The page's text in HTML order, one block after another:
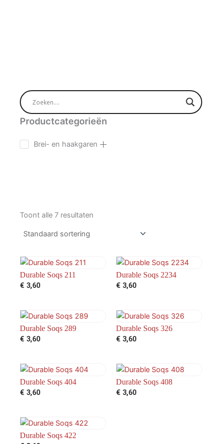
Productcategorieën
Brei- en haakgaren
Toont alle 7 resultaten
Durable Soqs 211
€ 3,60
Durable Soqs 2234
€ 3,60
Durable Soqs 289
€ 3,60
Durable Soqs 326
€ 3,60
Durable Soqs 404
€ 3,60
Durable Soqs 408
€ 3,60
Durable Soqs 422